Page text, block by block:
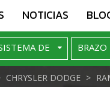
NOTICIAS
CHRYSLER DODGE